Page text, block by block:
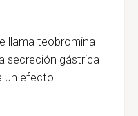
llama teobromina
secreción gástrica
un efecto